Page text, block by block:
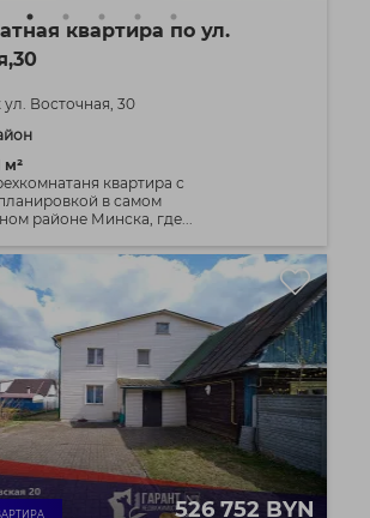
квартира по ул.
ул. Восточная, 30
м²
квартира с
в самом
районе Минска, где...
526 752 BYN